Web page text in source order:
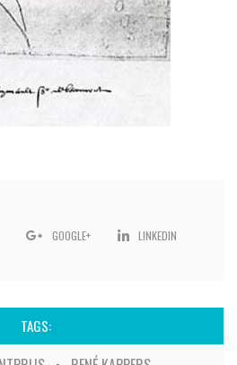
GOOGLE+ LINKEDIN
TAGS: